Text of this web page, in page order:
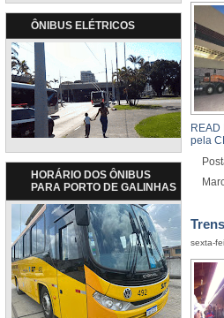
ÔNIBUS ELÉTRICOS
HORÁRIO DOS ÔNIBUS
PARA PORTO DE GALINHAS
pela
sexta-